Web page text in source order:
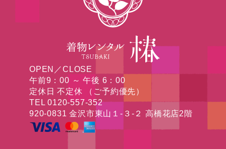
OPEN／CLOSE
午前9：00 ～ 午後 6：00
定休日 不定休 （ご予約優先）
TEL 0120-557-352
920-0831 金沢市東山１-３-２ 高橋花店2階